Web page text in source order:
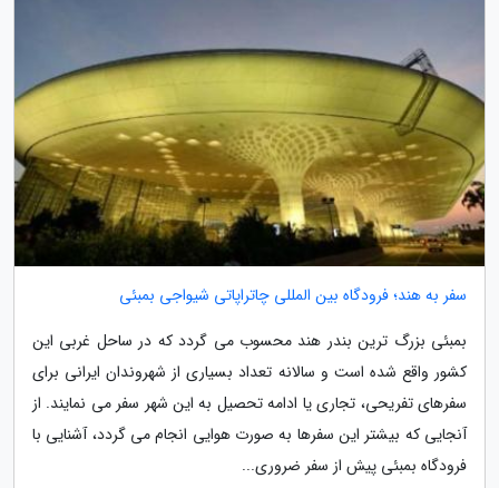
سفر به هند؛ فرودگاه بین المللی چاتراپاتی شیواجی بمبئی
بمبئی بزرگ ترین بندر هند محسوب می گردد که در ساحل غربی این
کشور واقع شده است و سالانه تعداد بسیاری از شهروندان ایرانی برای
سفرهای تفریحی، تجاری یا ادامه تحصیل به این شهر سفر می نمایند. از
آنجایی که بیشتر این سفرها به صورت هوایی انجام می گردد، آشنایی با
فرودگاه بمبئی پیش از سفر ضروری...